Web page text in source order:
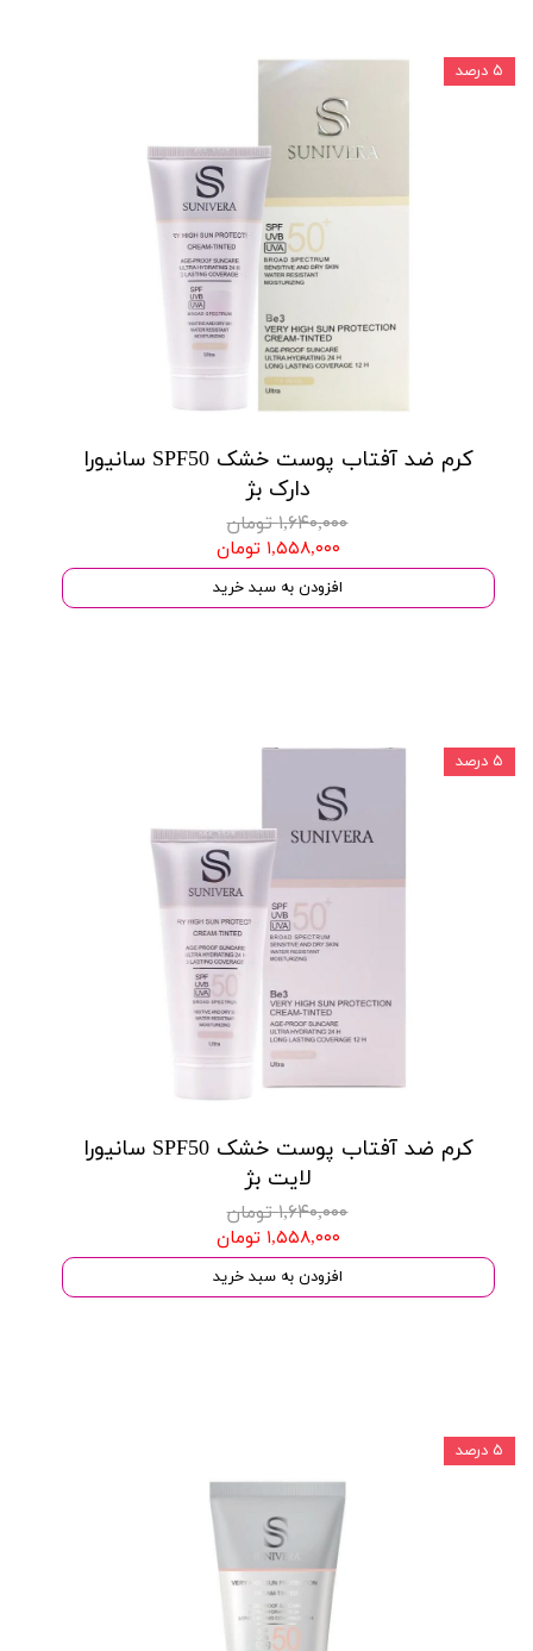
کرم ضد آفتاب پوست خشک SPF50 سانیورا
دارک بژ
۱,۶۴۰,۰۰۰ تومان
۱,۵۵۸,۰۰۰ تومان
افزودن به سبد خرید
۵ درصد
کرم ضد آفتاب پوست خشک SPF50 سانیورا
لایت بژ
۱,۶۴۰,۰۰۰ تومان
۱,۵۵۸,۰۰۰ تومان
افزودن به سبد خرید
۵ درصد
۵ درصد